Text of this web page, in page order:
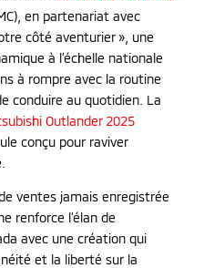
en partenariat avec
côté aventurier », une
à l’échelle nationale
à rompre avec la routine
conduire au quotidien. La
Outlander 2025
conçu pour raviver
ventes jamais enregistrée
renforce l’élan de
avec une création qui
et la liberté sur la